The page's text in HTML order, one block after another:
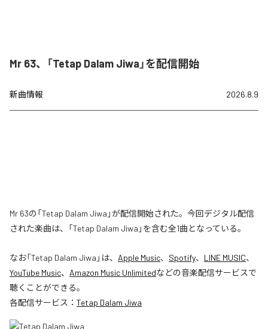
Mr 63、「Tetap Dalam Jiwa」を配信開始
新曲情報 2026.8.9
Mr 63の「Tetap Dalam Jiwa」が配信開始された。今回デジタル配信
された楽曲は、「Tetap Dalam Jiwa」を含む全1曲となっている。
なお「Tetap Dalam Jiwa 」は、 Apple Music、 Spotify、 LINE MUSIC、
YouTube Music、 Amazon Music Unlimitedなどの音楽配信サービスで
聴くことができる。
各配信サービス： Tetap Dalam Jiwa